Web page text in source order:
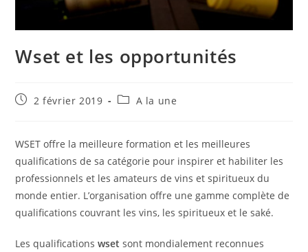
Wset et les opportunités
Publication
2 février 2019
PostA la une
WSET offre la meilleure formation et les meilleures
qualifications de sa catégorie pour inspirer et habiliter les
professionnels et les amateurs de vins et spiritueux du
monde entier. L’organisation offre une gamme complète de
qualifications couvrant les vins, les spiritueux et le saké.
Les qualificationswset sont mondialement reconnues